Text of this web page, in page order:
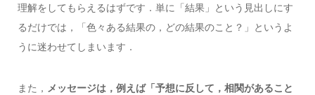
理解をしてもらえるはずです．単に「結果」という見出しにす
るだけでは，「色々ある結果の，どの結果のこと？」というよ
うに迷わせてしまいます．
また， メッセージは，例えば「予想に反して，相関があること